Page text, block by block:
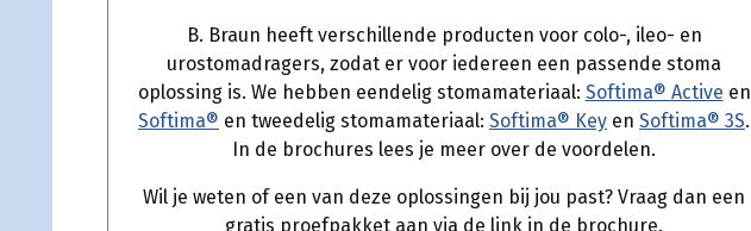
B. Braun heeft verschillende producten voor colo-, ileo- en
urostomadragers, zodat er voor iedereen een passende stoma
oplossing is. We hebben eendelig stomamateriaal: Softima® Active en
Softima® en tweedelig stomamateriaal: Softima® Key en Softima® 3S.
In de brochures lees je meer over de voordelen.
Wil je weten of een van deze oplossingen bij jou past? Vraag dan een
gratis proefpakket aan via de link in de brochure.